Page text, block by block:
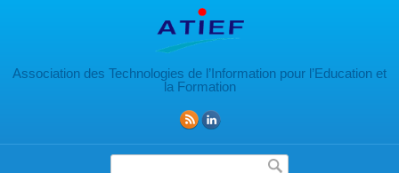
Association des Technologies de l’Information pour l’Education et
la Formation
Formulaire de recherche